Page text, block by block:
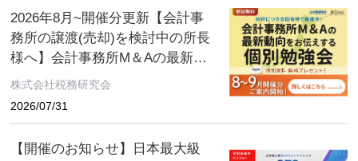
2026年8月~開催分更新【会計事
務所の譲渡(売却)を検討中の所長
様へ】会計事務所M＆Aの最新動
向をお伝えする無料個別勉強会
株式会社税務研究会
2026/07/31
【開催のお知らせ】日本最大級